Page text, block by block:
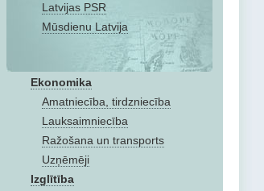
Latvijas PSR
Mūsdienu Latvija
Ekonomika
Amatniecība, tirdzniecība
Lauksaimniecība
Ražošana un transports
Uzņēmēji
Izglītība